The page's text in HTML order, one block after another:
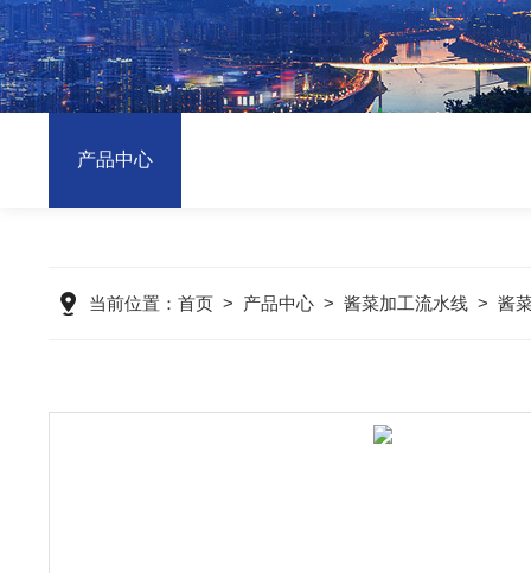
产品中心
当前位置： 首页> 产品中心> 酱菜加工流水线> 酱